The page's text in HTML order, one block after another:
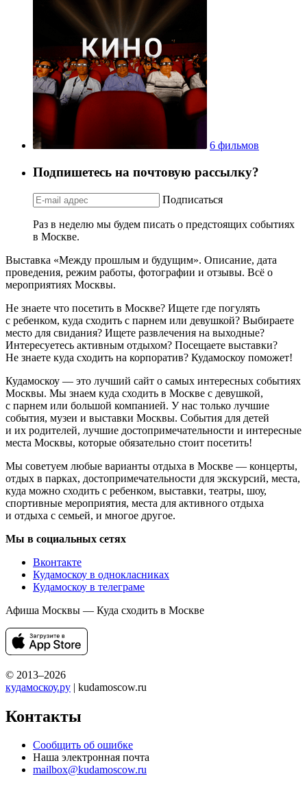
6 фильмов
Подпишетесь на почтовую рассылку?
Подписаться
Раз в неделю мы будем писать о предстоящих событиях
в Москве.
Выставка «Между прошлым и будущим». Описание, дата
проведения, режим работы, фотографии и отзывы. Всё о
мероприятиях Москвы.
Не знаете что посетить в Москве? Ищете где погулять
с ребенком, куда сходить с парнем или девушкой? Выбираете
место для свидания? Ищете развлечения на выходные?
Интересуетесь активным отдыхом? Посещаете выставки?
Не знаете куда сходить на корпоратив? Кудамоскоу поможет!
Кудамоскоу — это лучший сайт о самых интересных событиях
Москвы. Мы знаем куда сходить в Москве с девушкой,
с парнем или большой компанией. У нас только лучшие
события, музеи и выставки Москвы. События для детей
и их родителей, лучшие достопримечательности и интересные
места Москвы, которые обязательно стоит посетить!
Мы советуем любые варианты отдыха в Москве — концерты,
отдых в парках, достопримечательности для экскурсий, места,
куда можно сходить с ребенком, выставки, театры, шоу,
спортивные мероприятия, места для активного отдыха
и отдыха с семьей, и многое другое.
Мы в социальных сетях
Вконтакте
Кудамоскоу в однокласниках
Кудамоскоу в телеграме
Афиша Москвы — Куда сходить в Москве
© 2013–2026
кудамоскоу.ру | kudamoscow.ru
Контакты
Сообщить об ошибке
Наша электронная почта
mailbox@kudamoscow.ru